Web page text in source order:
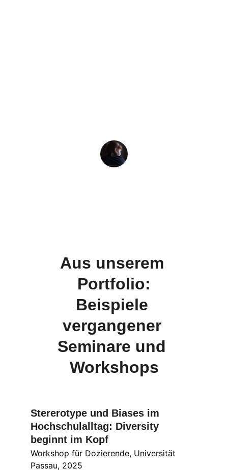
Aus unserem
Portfolio:
Beispiele
vergangener
Seminare und
Workshops
Workshop für Dozierende, Universität
Passau, 2025
Stererotype und Biases im
Hochschulalltag: Diversity
beginnt im Kopf